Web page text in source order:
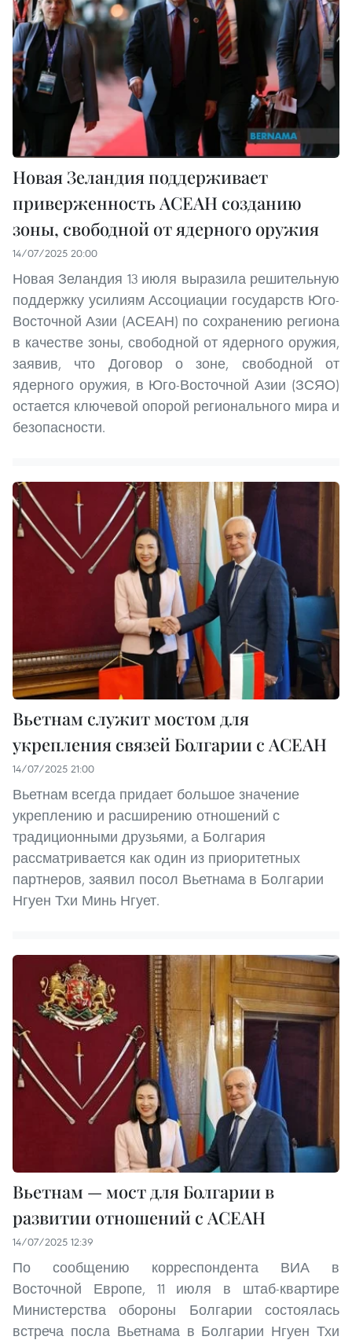
Новая Зеландия поддерживает
приверженность АСЕАН созданию
зоны, свободной от ядерного оружия
14/07/2025 20:00
Новая Зеландия 13 июля выразила решительную
поддержку усилиям Ассоциации государств Юго-
Восточной Азии (АСЕАН) по сохранению региона
в качестве зоны, свободной от ядерного оружия,
заявив, что Договор о зоне, свободной от
ядерного оружия, в Юго-Восточной Азии (ЗСЯО)
остается ключевой опорой регионального мира и
безопасности.
Вьетнам служит мостом для
укрепления связей Болгарии с АСЕАН
14/07/2025 21:00
Вьетнам всегда придает большое значение
укреплению и расширению отношений с
традиционными друзьями, а Болгария
рассматривается как один из приоритетных
партнеров, заявил посол Вьетнама в Болгарии
Нгуен Тхи Минь Нгует.
Вьетнам — мост для Болгарии в
развитии отношений с АСЕАН
14/07/2025 12:39
По сообщению корреспондента ВИА в
Восточной Европе, 11 июля в штаб-квартире
Министерства обороны Болгарии состоялась
встреча посла Вьетнама в Болгарии Нгуен Тхи